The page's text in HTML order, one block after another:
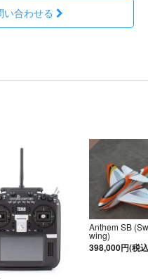
い合わせる
Anthem SB
wing)
398,000円(税